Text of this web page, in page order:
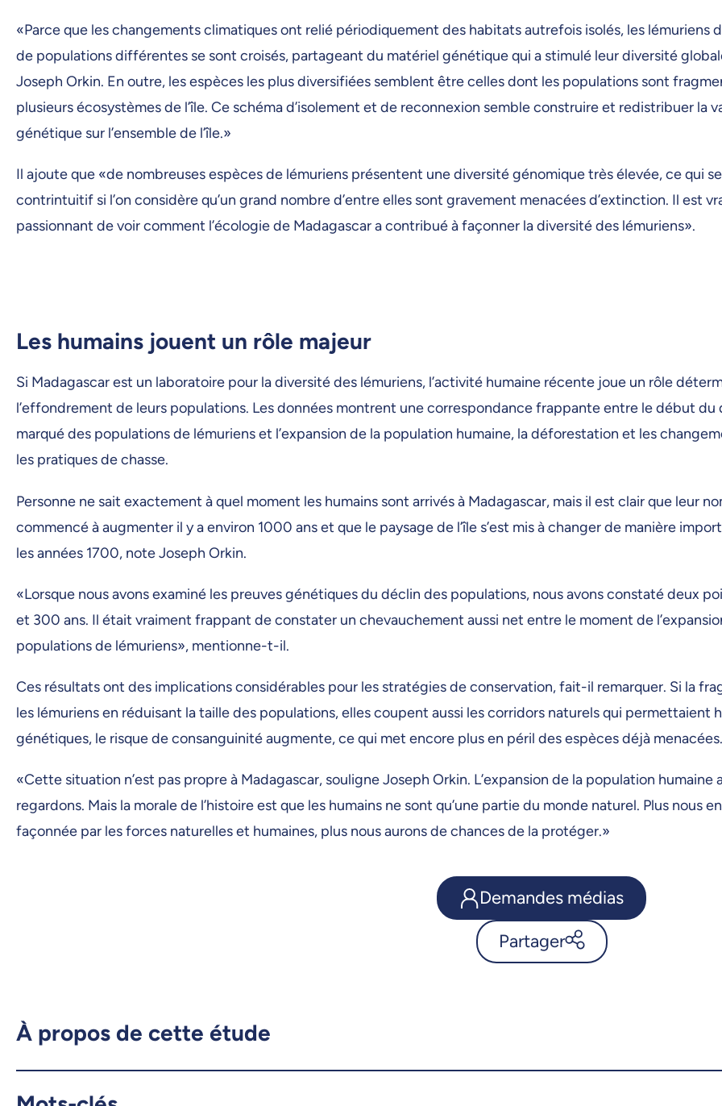
«Parce que les changements climatiques ont relié périodiquement des habitats autrefois isolés, les lémuriens
de populations différentes se sont croisés, partageant du matériel génétique qui a stimulé leur diversité
Joseph Orkin. En outre, les espèces les plus diversifiées semblent être celles dont les populations sont
plusieurs écosystèmes de l’île. Ce schéma d’isolement et de reconnexion semble construire et redistribuer la
génétique sur l’ensemble de l’île.»
Il ajoute que «de nombreuses espèces de lémuriens présentent une diversité génomique très élevée, ce qui
contrintuitif si l’on considère qu’un grand nombre d’entre elles sont gravement menacées d’extinction. Il est
passionnant de voir comment l’écologie de Madagascar a contribué à façonner la diversité des lémuriens».
Les humains jouent un rôle majeur
Si Madagascar est un laboratoire pour la diversité des lémuriens, l’activité humaine récente joue un rôle
l’effondrement de leurs populations. Les données montrent une correspondance frappante entre le début du
marqué des populations de lémuriens et l’expansion de la population humaine, la déforestation et les
les pratiques de chasse.
Personne ne sait exactement à quel moment les humains sont arrivés à Madagascar, mais il est clair que leur
commencé à augmenter il y a environ 1000 ans et que le paysage de l’île s’est mis à changer de manière
les années 1700, note Joseph Orkin.
«Lorsque nous avons examiné les preuves génétiques du déclin des populations, nous avons constaté deux
et 300 ans. Il était vraiment frappant de constater un chevauchement aussi net entre le moment de
populations de lémuriens», mentionne-t-il.
Ces résultats ont des implications considérables pour les stratégies de conservation, fait-il remarquer. Si la
les lémuriens en réduisant la taille des populations, elles coupent aussi les corridors naturels qui
génétiques, le risque de consanguinité augmente, ce qui met encore plus en péril des espèces déjà menacées.
«Cette situation n’est pas propre à Madagascar, souligne Joseph Orkin. L’expansion de la population
regardons. Mais la morale de l’histoire est que les humains ne sont qu’une partie du monde naturel. Plus nous
façonnée par les forces naturelles et humaines, plus nous aurons de chances de la protéger.»
Demandes médias
Partager
X.com Facebook
À propos de cette étude